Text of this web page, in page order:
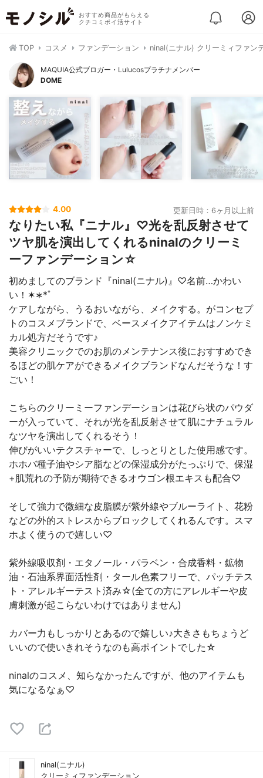
おすすめ商品がもらえる
クチコミポイ活サイト
TOP コスメ ファンデーション ninal(ニナル) クリーミィファン
MAQUIA公式ブロガー・Lulucosプラチナメンバー
DOME
4.00 更新日時：6ヶ月以上前
なりたい私『ニナル』♡光を乱反射させて
ツヤ肌を演出してくれるninalのクリーミ
ーファンデーション☆
初めましてのブランド『ninal(ニナル)』♡名前…かわい
い！✶∗*ﾟ
ケアしながら、うるおいながら、メイクする。がコンセプ
トのコスメブランドで、ベースメイクアイテムはノンケミ
カル処方だそうです♪
美容クリニックでのお肌のメンテナンス後におすすめでき
るほどの肌ケアができるメイクブランドなんだそうな！す
ごい！
こちらのクリーミーファンデーションは花びら状のパウダ
ーが入っていて、それが光を乱反射させて肌にナチュラル
なツヤを演出してくれるそう！
伸びがいいテクスチャーで、しっとりとした使用感です。
ホホバ種子油やシア脂などの保湿成分がたっぷりで、保湿
+肌荒れの予防が期待できるオウゴン根エキスも配合♡
そして強力で微細な皮脂膜が紫外線やブルーライト、花粉
などの外的ストレスからブロックしてくれるんです。スマ
ホよく使うので嬉しい♡
紫外線吸収剤・エタノール・パラベン・合成香料・鉱物
油・石油系界面活性剤・タール色素フリーで、パッチテス
ト・アレルギーテスト済み☆(全ての方にアレルギーや皮
膚刺激が起こらないわけではありません)
カバー力もしっかりとあるので嬉しい♪大きさもちょうど
いいので使いきれそうなのも高ポイントでした☆
ninalのコスメ、知らなかったんですが、他のアイテムも
気になるなぁ♡
ninal(ニナル)
クリーミィファンデーション